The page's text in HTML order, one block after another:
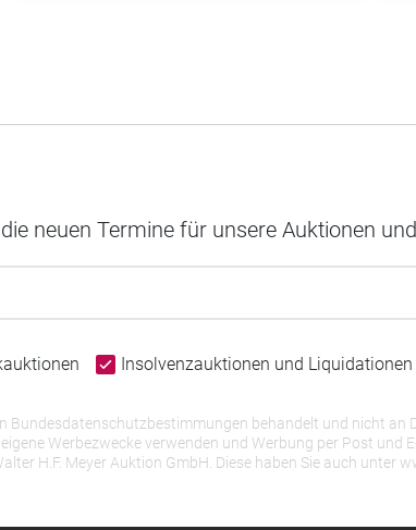
neuen Termine für unsere Auktionen
Insolvenzauktionen und Liquidationen
Bundesdatenschutzbestimmungen behandelt und nicht
Werbezwecke verwenden und Werbung per Post
H.F. Meyer Auktion GmbH. Diese haben Sie auch unter